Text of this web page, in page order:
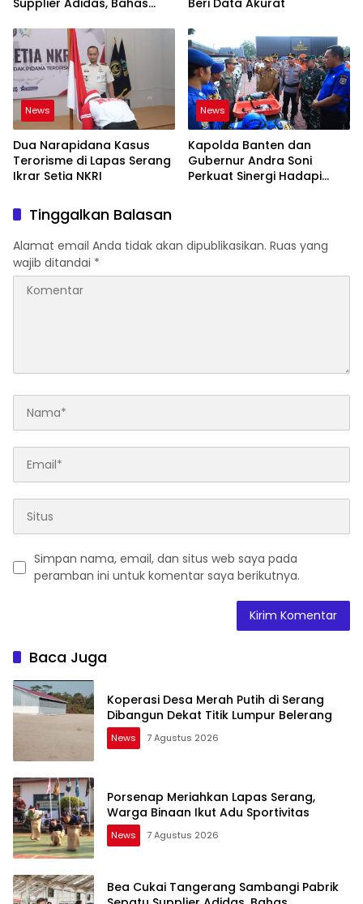
News
Dua Narapidana Kasus
Terorisme di Lapas Serang
Ikrar Setia NKRI
News
Kapolda Banten dan
Gubernur Andra Soni
Perkuat Sinergi Hadapi
Tinggalkan Balasan
Alamat email Anda tidak akan dipublikasikan. Ruas yang
wajib ditandai *
Simpan nama, email, dan situs web saya pada
peramban ini untuk komentar saya berikutnya.
Baca Juga
Koperasi Desa Merah Putih di Serang
Dibangun Dekat Titik Lumpur Belerang
News 7 Agustus 2026
Porsenap Meriahkan Lapas Serang,
Warga Binaan Ikut Adu Sportivitas
News 7 Agustus 2026
Bea Cukai Tangerang Sambangi Pabrik